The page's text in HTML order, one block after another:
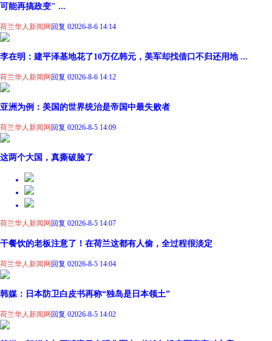
可能再搞政变" ...
荷兰华人新闻网 回复 02026-8-6 14:14
李在明：建平泽基地花了10万亿韩元，美军却找借口不归还用地 ...
荷兰华人新闻网 回复 02026-8-6 14:12
亚洲为例：美国的世界统治是帝国中最失败者
荷兰华人新闻网 回复 02026-8-5 14:09
这两个大国，真撕破脸了
荷兰华人新闻网 回复 02026-8-5 14:07
干餐饮的老板注意了！在荷兰这都有人偷，全过程很淡定
荷兰华人新闻网 回复 02026-8-5 14:04
韩媒：日本防卫白皮书再称“独岛是日本领土”
荷兰华人新闻网 回复 02026-8-5 14:02